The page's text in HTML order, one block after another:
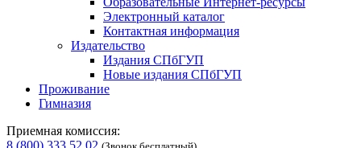
Электронный каталог
Контактная информация
Издательство
Издания СПбГУП
Новые издания СПбГУП
Проживание
Гимназия
Приемная комиссия:
8 (800) 333 52 02